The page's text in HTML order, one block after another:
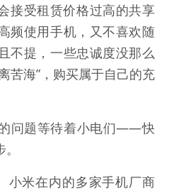
受租赁价格过高的共享
频使用手机，又不喜欢随
不提，一些忠诚度没那么
苦海”，购买属于自己的充
问题等待着小电们——快
小米在内的多家手机厂商